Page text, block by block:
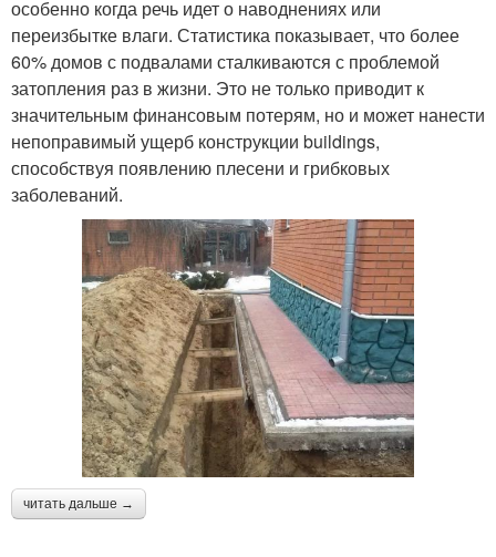
особенно когда речь идет о наводнениях или
переизбытке влаги. Статистика показывает, что более
60% домов с подвалами сталкиваются с проблемой
затопления раз в жизни. Это не только приводит к
значительным финансовым потерям, но и может нанести
непоправимый ущерб конструкции buildings,
способствуя появлению плесени и грибковых
заболеваний.
читать дальше →